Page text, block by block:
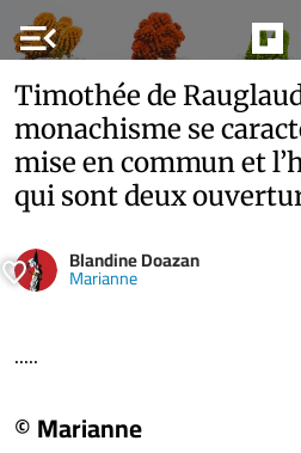
menu_open
Timothée de
monachisme se
mise en commun et
qui sont deux
Blandine Doazan
Marianne
.....
© Marianne